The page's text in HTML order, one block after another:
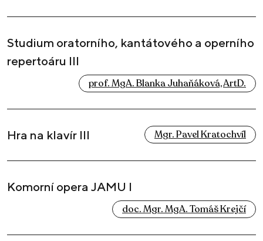
Studium oratorního, kantátového a operního
repertoáru III
prof. MgA. Blanka Juhaňáková, ArtD.
Hra na klavír III Mgr. Pavel Kratochvíl
Komorní opera JAMU I
doc. Mgr. MgA. Tomáš Krejčí